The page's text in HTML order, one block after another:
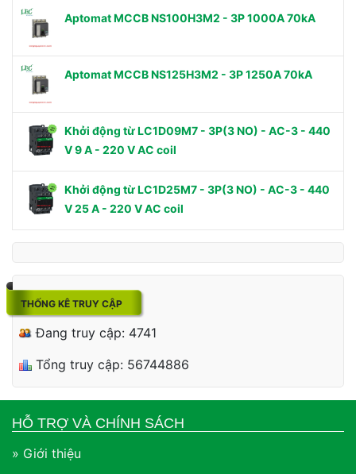
Aptomat MCCB NS100H3M2 - 3P 1000A 70kA
Aptomat MCCB NS125H3M2 - 3P 1250A 70kA
Khởi động từ LC1D09M7 - 3P(3 NO) - AC-3 - 440
V 9 A - 220 V AC coil
Khởi động từ LC1D25M7 - 3P(3 NO) - AC-3 - 440
V 25 A - 220 V AC coil
THỐNG KÊ TRUY CẬP
Đang truy cập: 4741
Tổng truy cập: 56744886
HỖ TRỢ VÀ CHÍNH SÁCH
» Giới thiệu